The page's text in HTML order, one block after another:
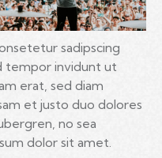
sadipscing
tempor invidunt ut
erat, sed diam
et justo duo dolores
no sea
dolor sit amet.